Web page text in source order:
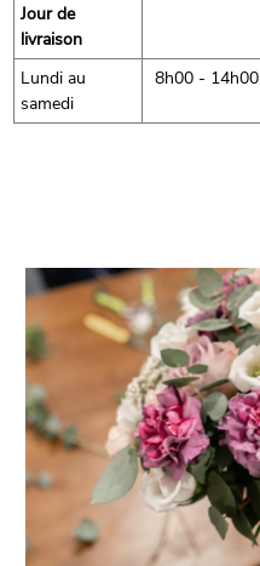
Jour de
livraison
Lundi au
samedi
8h00 - 14h00